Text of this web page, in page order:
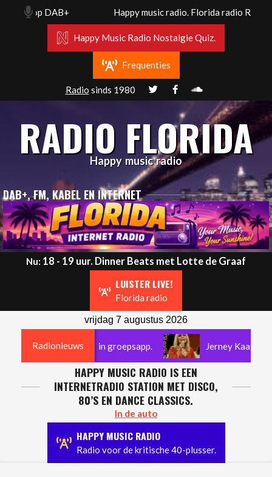
op DAB+ Happy music radio. Florida radio
Happy Music Radio Nostalgie Quiz.
Frequenties
Radio sinds 1980
RADIO FLORIDA
Happy music radio
DAB+, FM, KABEL EN INTERNET
PrimaryNu: 18 - 19 uur. Dinner Beats met Lotte de Graaf
LUISTER LIVE!
Florida radio
vrijdag 7 augustus 2026
Radionieuws
van ‘pik-foto’ in groepsapp. Jerney Kaagman
HAPPY MUSIC RADIO IS EEN
INTERNETRADIO STATION MET DISCO,
80’S EN DANCE CLASSICS.
In de auto
HAPPY MUSIC RADIO
Radio voor de kritische 40-plusser.